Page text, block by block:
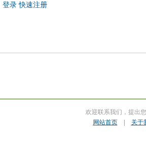
登录 快速注册
欢迎联系我们，提出
网站首页| 关于